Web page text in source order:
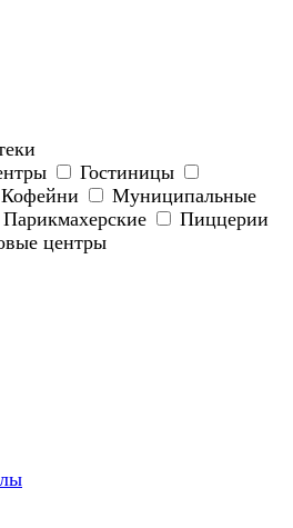
Гостиницы
Кофейни
Муниципальные
Парикмахерские
Пиццерии
центры